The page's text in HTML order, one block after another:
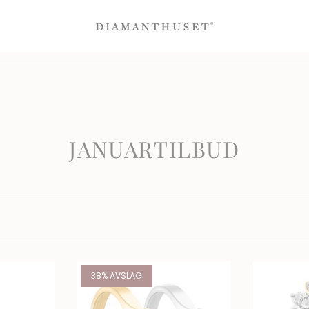
JANUARTILBUD
38% AVSLAG